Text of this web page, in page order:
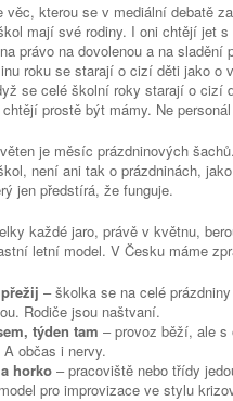
věc, kterou se v mediální debatě
mají své rodiny. I oni chtějí jet
právo na dovolenou a na
roku se starají o cizí děti jako
se celé školní roky starají o cizí
prostě být mámy. Ne
je měsíc prázdninových
není ani tak o prázdninách,
jen předstírá, že funguje.
každé jaro, právě v květnu,
letní model. V Česku máme
– školka se na celé
Rodiče jsou naštvaní.
týden tam – provoz běží, ale
A občas i nervy.
horko – pracoviště nebo třídy
pro improvizace ve stylu